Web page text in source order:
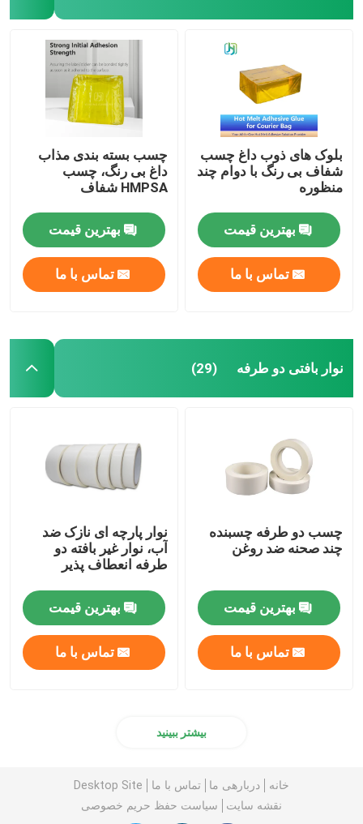
بلوک های ذوب داغ چسب
شفاف بی رنگ با دوام چند
منظوره
بهترین قیمت
تماس با ما
چسب بسته بندی مذاب
داغ بی رنگ، چسب
HMPSA شفاف
بهترین قیمت
تماس با ما
نوار بافتی دو طرفه (29)
چسب دو طرفه چسبنده
چند صحنه ضد روغن
بهترین قیمت
تماس با ما
نوار پارچه ای نازک ضد
آب، نوار غیر بافته دو
طرفه انعطاف پذیر
بهترین قیمت
تماس با ما
بیشتر ببینید
خانه دربارهی ما تماس با ما
Desktop Site
نقشه سایت
سیاست حفظ حریم خصوصی